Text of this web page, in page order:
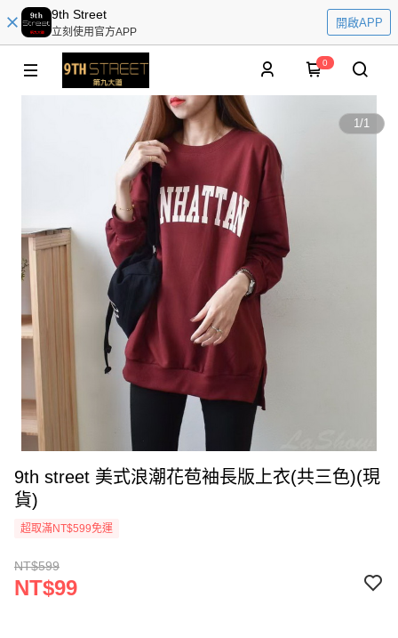
9th Street
立刻使用官方APP
開啟APP
0
1/1
9th street 美式浪潮花苞袖長版上衣(共三色)(現
貨)
超取滿NT$599免運
NT$599
NT$99